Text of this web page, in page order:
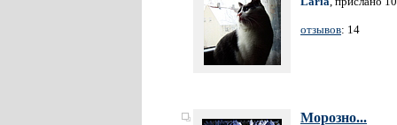
отзывов: 14
Морозно...